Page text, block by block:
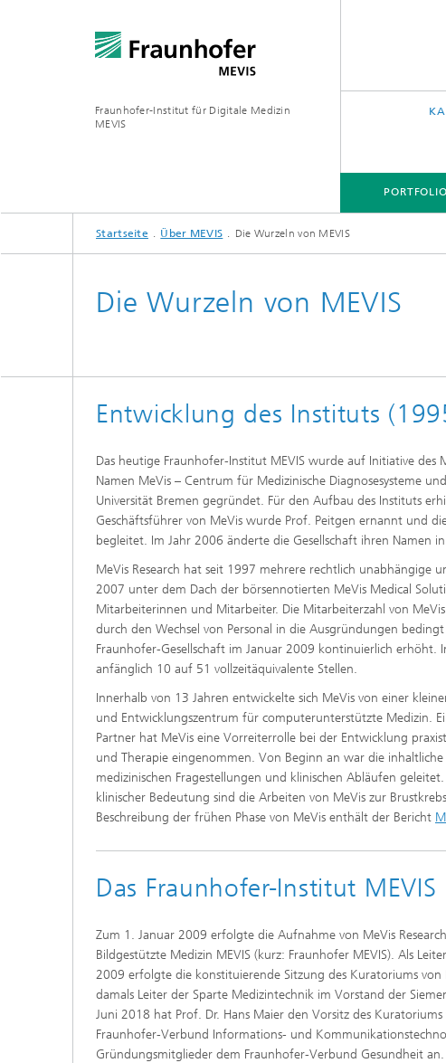
Fraunhofer-Institut für Digitale Medizin
MEVIS
PORTFOLIO
Startseite Über MEVIS Die Wurzeln von MEVIS
Die Wurzeln von MEVIS
Entwicklung des Instituts
Das heutige Fraunhofer-Institut MEVIS wurde auf Initiative
Namen MeVis – Centrum für Medizinische Diagnosesysteme
Universität Bremen gegründet. Für den Aufbau des Instituts
Geschäftsführer von MeVis wurde Prof. Peitgen ernannt und
begleitet. Im Jahr 2006 änderte die Gesellschaft ihren Namen
MeVis Research hat seit 1997 mehrere rechtlich unabhängige
2007 unter dem Dach der börsennotierten MeVis Medical
Mitarbeiterinnen und Mitarbeiter. Die Mitarbeiterzahl von
durch den Wechsel von Personal in die Ausgründungen
Fraunhofer-Gesellschaft im Januar 2009 kontinuierlich
anfänglich 10 auf 51 vollzeitäquivalente Stellen.
Innerhalb von 13 Jahren entwickelte sich MeVis von einer
und Entwicklungszentrum für computerunterstützte Medizin.
Partner hat MeVis eine Vorreiterrolle bei der Entwicklung
und Therapie eingenommen. Von Beginn an war die
medizinischen Fragestellungen und klinischen Abläufen
klinischer Bedeutung sind die Arbeiten von MeVis zur
Beschreibung der frühen Phase von MeVis enthält der Bericht
Das Fraunhofer-Institut MEVIS
Zum 1. Januar 2009 erfolgte die Aufnahme von MeVis
Bildgestützte Medizin MEVIS (kurz: Fraunhofer MEVIS). Als
2009 erfolgte die konstituierende Sitzung des Kuratoriums
damals Leiter der Sparte Medizintechnik im Vorstand der
Juni 2018 hat Prof. Dr. Hans Maier den Vorsitz des
Fraunhofer-Verbund Informations- und
Gründungsmitglieder dem Fraunhofer-Verbund Gesundheit an.